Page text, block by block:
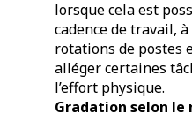
lorsque cela est
cadence de travail,
rotations de postes
alléger certaines
l’effort physique.
Gradation selon le